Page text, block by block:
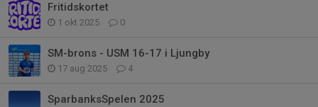
Fritidskortet
1 okt 2025 0
SM-brons - USM 16-17 i Ljungby
17 aug 2025 4
SparbanksSpelen 2025